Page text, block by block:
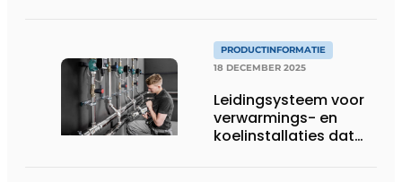
installatie
PRODUCTINFORMATIE
18 DECEMBER 2025
Leidingsysteem voor
verwarmings- en
koelinstallaties dat